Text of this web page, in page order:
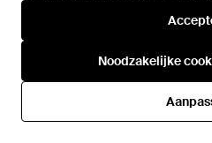
Noodzakelijke
Noodzakelijke